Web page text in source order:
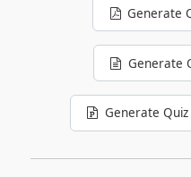
Generate
Generate
Generate